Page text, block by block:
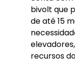
bivolt que
de até 15
recursos